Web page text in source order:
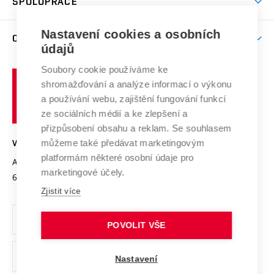
Celoživotní vzdělávání
E-přihláška
Závěrečné práce
Doktorské studium
Studium bez bariér
Podpora podnikání
Mezinárodní vědecká rada
Systém zajišťování kvality výzkumu
Výzkumné infrastruktury
Transfer znalostí
Open Science
Projekty
Projekty ze strukturálních fondů
Specifický výzkum
Firemní spolupráce
Zahraniční spolupráce
Spolupráce se školami
Mezinárodní dohody
Univerzitní sítě
O UNIVERZITĚ
Profil univerzity
Udržitelná univerzita
Podnikavá univerzita / ContriBUTe
Bezpečná univerzita
Vyznamenání
Organizační struktura
Ochrana osobních údajů
odkaz)
učení
technické
Brně
VYSOKÉ UČENÍ TECHNICKÉ V BRNĚ
Antonínská 548/1
602 00 Brno
www.vut.cz
vut@vutbr.cz
Nastavení cookies a osobních
údajů
Soubory cookie používáme ke
shromažďování a analýze informací o výkonu
a používání webu, zajištění fungování funkcí
ze sociálních médií a ke zlepšení a
přizpůsobení obsahu a reklam. Se souhlasem
můžeme také předávat marketingovým
platformám některé osobní údaje pro
marketingové účely.
Zjistit více
POVOLIT VŠE
Nastavení